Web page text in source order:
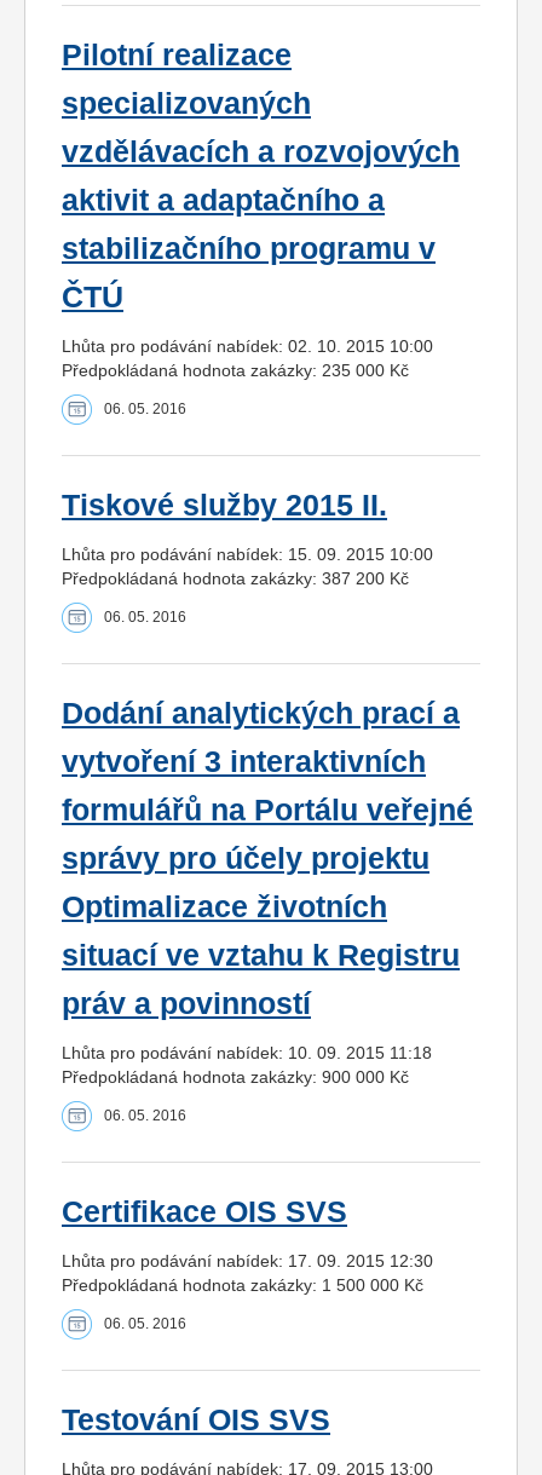
Pilotní realizace
specializovaných
vzdělávacích a rozvojových
aktivit a adaptačního a
stabilizačního programu v
ČTÚ
Lhůta pro podávání nabídek: 02. 10. 2015 10:00
Předpokládaná hodnota zakázky: 235 000 Kč
06. 05. 2016
Tiskové služby 2015 II.
Lhůta pro podávání nabídek: 15. 09. 2015 10:00
Předpokládaná hodnota zakázky: 387 200 Kč
06. 05. 2016
Dodání analytických prací a
vytvoření 3 interaktivních
formulářů na Portálu veřejné
správy pro účely projektu
Optimalizace životních
situací ve vztahu k Registru
práv a povinností
Lhůta pro podávání nabídek: 10. 09. 2015 11:18
Předpokládaná hodnota zakázky: 900 000 Kč
06. 05. 2016
Certifikace OIS SVS
Lhůta pro podávání nabídek: 17. 09. 2015 12:30
Předpokládaná hodnota zakázky: 1 500 000 Kč
06. 05. 2016
Testování OIS SVS
Lhůta pro podávání nabídek: 17. 09. 2015 13:00